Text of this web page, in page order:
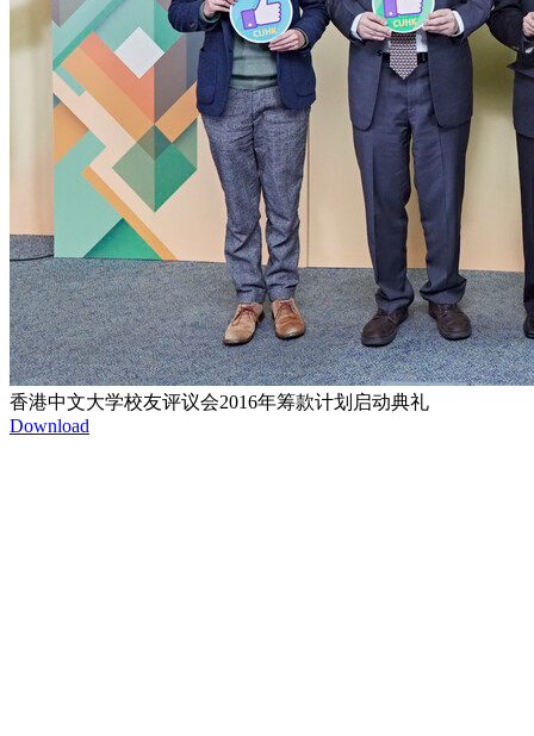
香港中文大学校友评议会2016年筹款计划启动典礼
Download